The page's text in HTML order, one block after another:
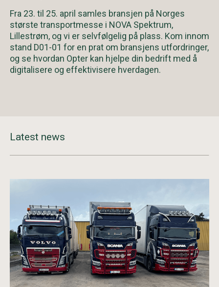
Fra 23. til 25. april samles bransjen på Norges
største transportmesse i NOVA Spektrum,
Lillestrøm, og vi er selvfølgelig på plass. Kom innom
stand D01-01 for en prat om bransjens utfordringer,
og se hvordan Opter kan hjelpe din bedrift med å
digitalisere og effektivisere hverdagen.
Latest news